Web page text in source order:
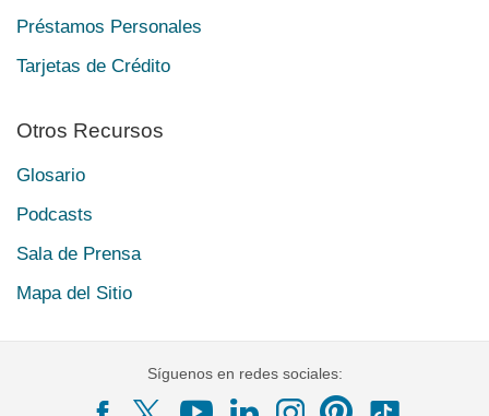
Préstamos Personales
Tarjetas de Crédito
Otros Recursos
Glosario
Podcasts
Sala de Prensa
Mapa del Sitio
Síguenos en redes sociales: